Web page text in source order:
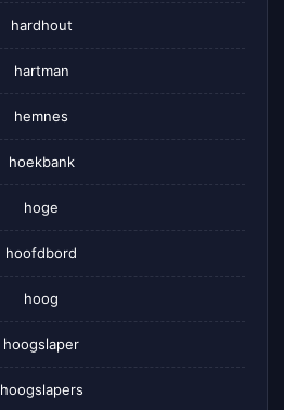
hardhout
hartman
hemnes
hoekbank
hoge
hoofdbord
hoog
hoogslaper
hoogslapers